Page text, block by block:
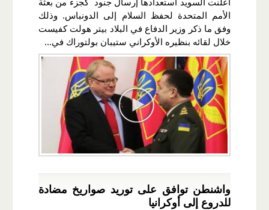
أعلنت السويد استعدادها إرسال جنود كجزء من بعثة
الأمم المتحدة لحفظ السلام إلى الدونباس. وذلك
وفق ما ذكر وزير الدفاع في البلاد بيتر هولت كفيست
خلال لقائه بنظيره الأوكراني ستيبان بولتوراك في...
واشنطن توافق على توريد صواريخ مضادة
للدروع إلى أوكرانيا